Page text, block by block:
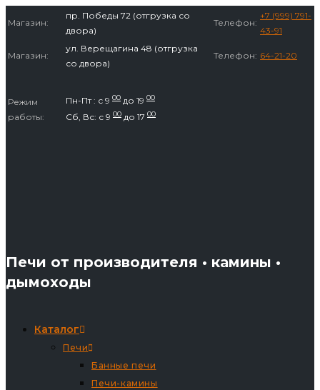
содержимому
Магазин:
пр. Победы 72 (отгрузка со
двора)
Телефон:
+7 (999) 791-
43-91
Магазин:
ул. Верещагина 48 (отгрузка
со двора)
Телефон: 64-21-20
Режим
работы:
Пн-Пт : с 9 00 до 19 00
Сб, Вс: с 9 00 до 17 00
Печи от производителя • камины •
дымоходы
Каталог
Печи
Банные печи
Печи-камины